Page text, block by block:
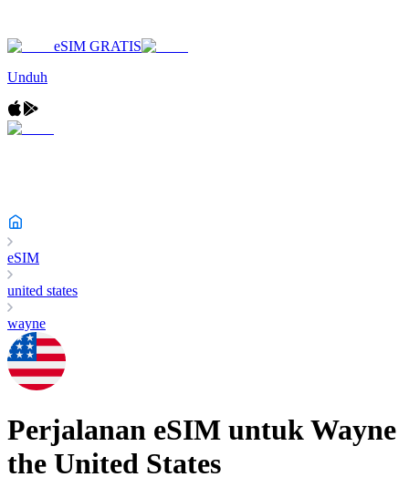
eSIM GRATIS
Unduh
eSIM
united states
wayne
Perjalanan eSIM untukWayne
the United States